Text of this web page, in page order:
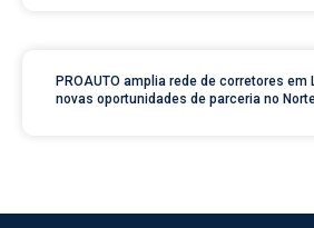
PROAUTO amplia rede de corretores em
novas oportunidades de parceria no